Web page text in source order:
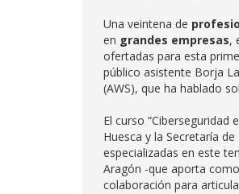
Una veintena de
en grandes empresas,
ofertadas para esta
público asistente Borja
(AWS), que ha hablado
El curso
Huesca y la Secretaría
especializadas en este
Aragón -que aporta
colaboración para